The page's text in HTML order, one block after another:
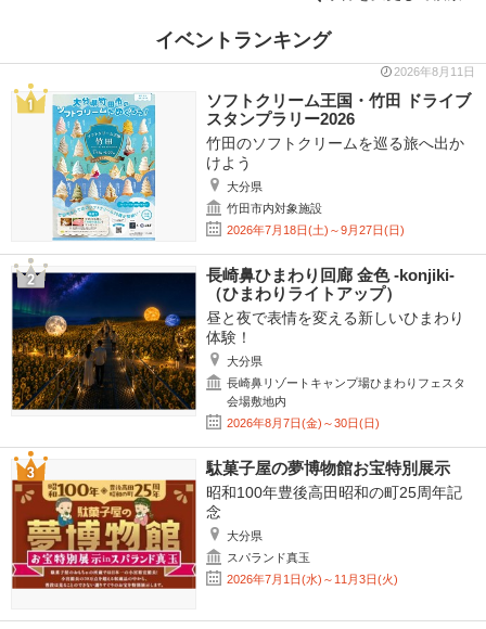
イベントランキング
2026年8月11日
ソフトクリーム王国・竹田 ドライブ
スタンプラリー2026
竹田のソフトクリームを巡る旅へ出か
けよう
大分県
竹田市内対象施設
2026年7月18日(土)～9月27日(日)
長崎鼻ひまわり回廊 金色 -konjiki-
（ひまわりライトアップ）
昼と夜で表情を変える新しいひまわり
体験！
大分県
長崎鼻リゾートキャンプ場ひまわりフェスタ
会場敷地内
2026年8月7日(金)～30日(日)
駄菓子屋の夢博物館お宝特別展示
昭和100年豊後高田昭和の町25周年記
念
大分県
スパランド真玉
2026年7月1日(水)～11月3日(火)